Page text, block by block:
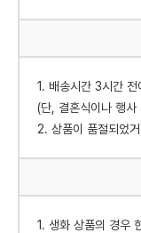
1. 배송시간 3시간
(단, 결혼식이나 행사
2. 상품이 품절되었
1. 생화 상품의 경우